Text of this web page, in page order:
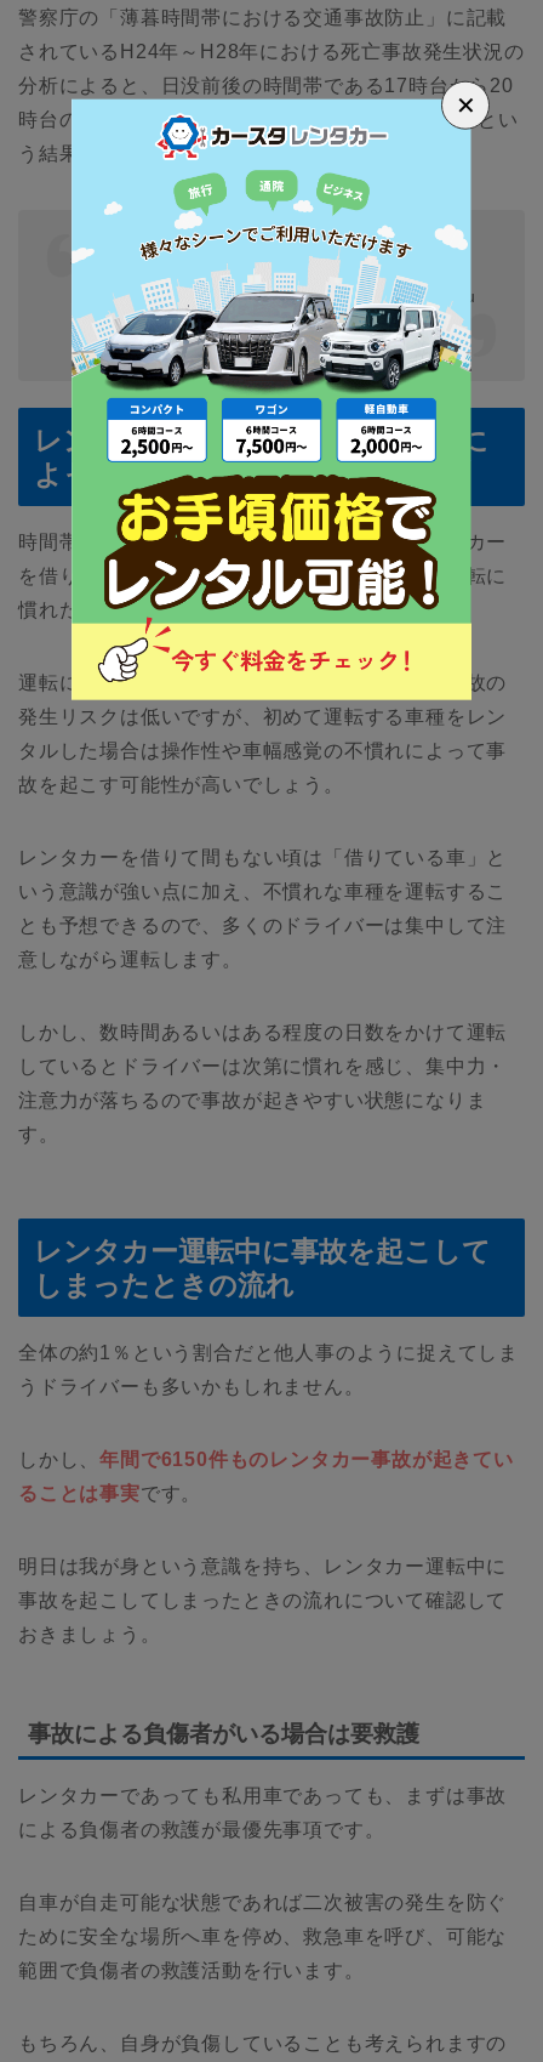
警察庁の「薄暮時間帯における交通事故防止」に記載
されているH24年～H28年における死亡事故発生状況の
分析によると、日没前後の時間帯である17時台から20
時台の間が1日の中で最も死亡事故発生件数が多いとい
う結果でした。
警視庁：薄暮時間帯における交通事故防止
https://www.npa.go.jp/bureau/traffic/anzen/haku
bo.html
レンタカー事故は経験不足と油断に
よって起きる
時間帯以外で気をつけるべきポイントは、レンタカー
を借りて最初に運転する時の経験不足、そして運転に
慣れた後の油断です。
運転に慣れている車種を借りたケースであれば事故の
発生リスクは低いですが、初めて運転する車種をレン
タルした場合は操作性や車幅感覚の不慣れによって事
故を起こす可能性が高いでしょう。
レンタカーを借りて間もない頃は「借りている車」と
いう意識が強い点に加え、不慣れな車種を運転するこ
とも予想できるので、多くのドライバーは集中して注
意しながら運転します。
しかし、数時間あるいはある程度の日数をかけて運転
しているとドライバーは次第に慣れを感じ、集中力・
注意力が落ちるので事故が起きやすい状態になりま
す。
レンタカー運転中に事故を起こして
しまったときの流れ
全体の約1％という割合だと他人事のように捉えてしま
うドライバーも多いかもしれません。
しかし、年間で6150件ものレンタカー事故が起きてい
ることは事実です。
明日は我が身という意識を持ち、レンタカー運転中に
事故を起こしてしまったときの流れについて確認して
おきましょう。
事故による負傷者がいる場合は要救護
レンタカーであっても私用車であっても、まずは事故
による負傷者の救護が最優先事項です。
自車が自走可能な状態であれば二次被害の発生を防ぐ
ために安全な場所へ車を停め、救急車を呼び、可能な
範囲で負傷者の救護活動を行います。
もちろん、自身が負傷していることも考えられますの
✕